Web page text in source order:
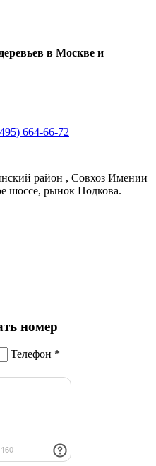
в Москве и
664-66-72
район , Совхоз Имении
шоссе, рынок Подкова.
номер
Телефон *